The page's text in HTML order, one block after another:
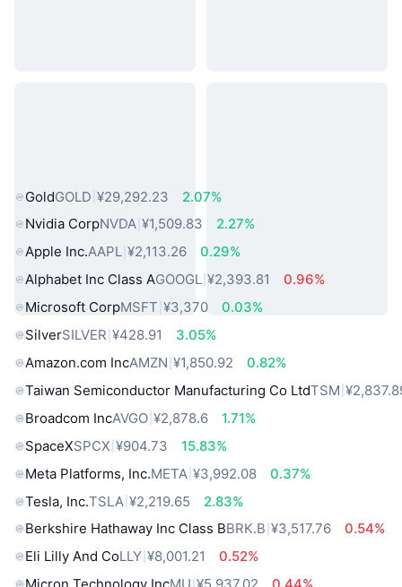
GoldGOLD ¥29,292.23
2.07%
Nvidia CorpNVDA ¥1,509.83
2.27%
Apple Inc.AAPL ¥2,113.26
0.29%
Alphabet Inc Class AGOOGL ¥2,393.81
0.96%
Microsoft CorpMSFT ¥3,370
0.03%
SilverSILVER ¥428.91
3.05%
Amazon.com IncAMZN ¥1,850.92
0.82%
Taiwan Semiconductor Manufacturing Co LtdTSM
Broadcom IncAVGO ¥2,878.6
1.71%
SpaceXSPCX ¥904.73
15.83%
Meta Platforms, Inc.META ¥3,992.08
0.37%
Tesla, Inc.TSLA ¥2,219.65
2.83%
Berkshire Hathaway Inc Class BBRK.B ¥3,517.76
0.54%
Eli Lilly And CoLLY ¥8,001.21
0.52%